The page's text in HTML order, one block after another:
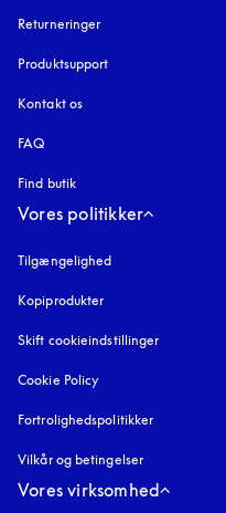
Returneringer
Produktsupport
Kontakt os
FAQ
Find butik
Vores politikker
Tilgængelighed
Kopiprodukter
Skift cookieindstillinger
Cookie Policy
Fortrolighedspolitikker
Vilkår og betingelser
Vores virksomhed